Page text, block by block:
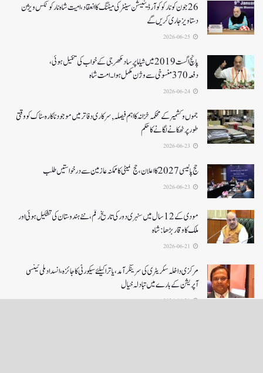
26جون کونارکو کوآرڈینیشن سینٹر کی میٹنگ کا انعقاد، امیت شاہ نارکوٹکس ویژن
دستاویز جاری کریں گے
پانچ اگست 2019میں شیاما پر ساد مکھرجی کے خواب کی تکمیل ہوئی،
دفعہ 370منسوخی سے وژن مکمل ہوا۔ امت شاہ
جموں و کشمیر کے محکمہ خزانہ کا اہم فیصلہ , سرکاری دفاتر میں موجود ناکارہ سٹاک کو وقتی
طور پر ٹھکانے لگانے کا حکم
حج پالیسی 2027کا اعلان ،حج کمیٹی کا ممکنہ عازمین سے درخواستیں طلب
مودی کے 12 سال میں سنہری دور کی تاریخ رقم ، نئے ہندوستان کی تشکیل ہوئی اور
ملک کا وقار بڑھا: شاہ
مرکزی داخلہ سکریٹری کی سرینگر آمد ،یاترا کیلئے سیکورٹی کا جائزہ ،انسداد ملی ٹینسی
آپریشن کے بارے میں تبادلہ خیال
2026-06-21